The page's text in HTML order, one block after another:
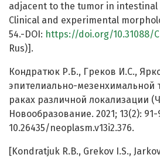
adjacent to the tumor in intestinal
Clinical and experimental
54.-DOI: https://doi.org/10.31088/
Rus)].
Кондратюк Р.Б., Греков И.С.,
эпителиально-мезенхимальной
раках различной локализации
Новообразование. 2021; 13(2): 91-
10.26435/neoplasm.v13i2.376.
[Kondratjuk R.B., Grekov I.S.,